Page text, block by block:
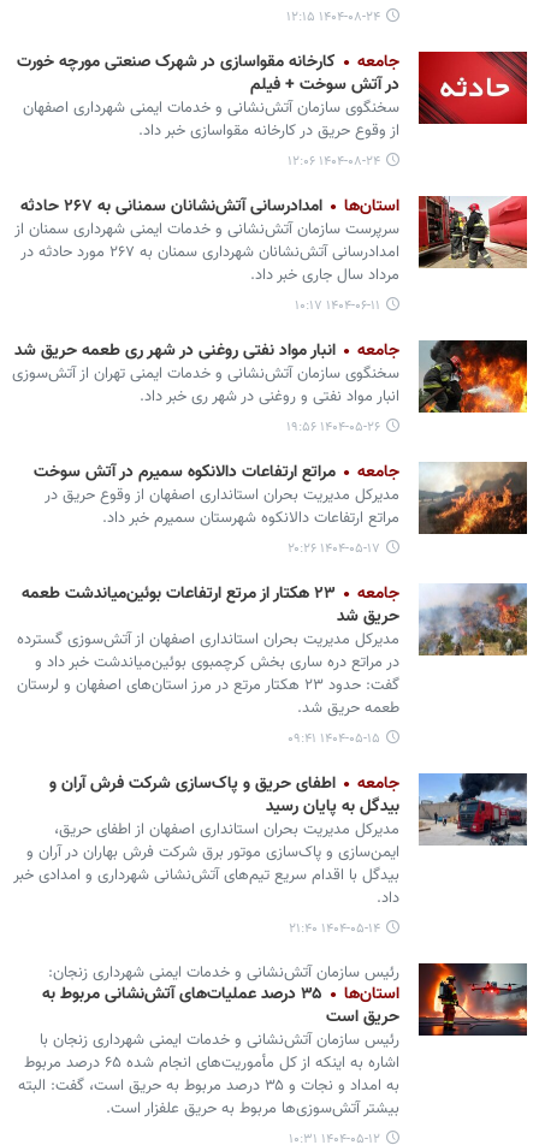
۱۴۰۴-۰۸-۲۴ ۱۲:۱۵
جامعه
کارخانه مقواسازی در شهرک صنعتی مورچه خورت
در آتش سوخت + فیلم
سخنگوی سازمان آتش‌نشانی و خدمات ایمنی شهرداری اصفهان
از وقوع حریق در کارخانه مقواسازی خبر داد.
۱۴۰۴-۰۸-۲۴ ۱۲:۰۶
استان‌ها امدادرسانی آتش‌نشانان سمنانی به ۲۶۷ حادثه
سرپرست سازمان آتش‌نشانی و خدمات ایمنی شهرداری سمنان از
امدادرسانی آتش‌نشانان شهرداری سمنان به ۲۶۷ مورد حادثه در
مرداد سال‌ جاری خبر داد.
۱۴۰۴-۰۶-۱۱ ۱۰:۱۷
جامعه انبار مواد نفتی روغنی در شهر ری طعمه حریق شد
سخنگوی سازمان آتش‌نشانی و خدمات ایمنی تهران از آتش‌سوزی
انبار مواد نفتی و روغنی در شهر ری خبر داد.
۱۴۰۴-۰۵-۲۶ ۱۹:۵۶
جامعه مراتع ارتفاعات دالانکوه سمیرم در آتش سوخت
مدیرکل مدیریت بحران استانداری اصفهان از وقوع حریق در
مراتع ارتفاعات دالانکوه شهرستان سمیرم خبر داد.
۱۴۰۴-۰۵-۱۷ ۲۰:۲۶
جامعه
۲۳ هکتار از مرتع ارتفاعات بوئین‌میاندشت طعمه
حریق شد
مدیرکل مدیریت بحران استانداری اصفهان از آتش‌سوزی گسترده
در مراتع دره ساری بخش کرچمبوی بوئین‌میاندشت خبر داد و
گفت: حدود ۲۳ هکتار مرتع در مرز استان‌های اصفهان و لرستان
طعمه حریق شد.
۱۴۰۴-۰۵-۱۵ ۰۹:۴۱
جامعه
اطفای حریق و پاک‌سازی شرکت فرش آران و
بیدگل به پایان رسید
مدیرکل مدیریت بحران استانداری اصفهان از اطفای حریق،
ایمن‌سازی و پاک‌سازی موتور برق شرکت فرش بهاران در آران و
بیدگل با اقدام سریع تیم‌های آتش‌نشانی شهرداری و امدادی خبر
داد.
۱۴۰۴-۰۵-۱۴ ۲۱:۴۰
رئیس سازمان آتش‌نشانی و خدمات ایمنی شهرداری زنجان:
استان‌ها
۳۵ درصد عملیات‌های آتش‌نشانی مربوط به
حریق است
رئیس سازمان آتش‌نشانی و خدمات ایمنی شهرداری زنجان با
اشاره به اینکه از کل مأموریت‌های انجام شده ۶۵ درصد مربوط
به امداد و نجات و ۳۵ درصد مربوط به حریق است، گفت: البته
بیشتر آتش‌سوزی‌ها مربوط به حریق علفزار است.
۱۴۰۴-۰۵-۱۲ ۱۰:۳۱